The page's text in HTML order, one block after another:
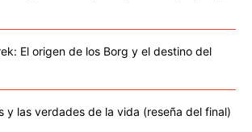
El origen de los Borg y el destino del
y las verdades de la vida (reseña del final)